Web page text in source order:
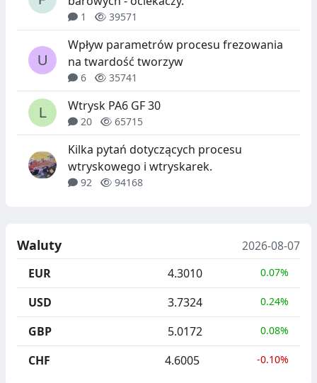
1 39571
Wpływ parametrów procesu frezowania
na twardość tworzyw
6 35741
Wtrysk PA6 GF 30
20 65715
Kilka pytań dotyczących procesu
wtryskowego i wtryskarek.
92 94168
Waluty
2026-08-07
EUR
4.3010 0.07%
USD 3.7324 0.24%
GBP 5.0172 0.08%
CHF 4.6005 -0.10%